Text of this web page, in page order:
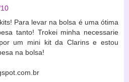
Para levar na bolsa é uma ótima
tanto! Trokei minha necessarie
um mini kit da Clarins e estou
na bolsa!